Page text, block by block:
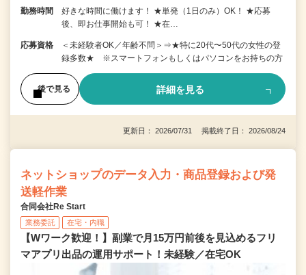
勤務時間
好きな時間に働けます！ ★単発（1日のみ）OK！ ★応募
後、即お仕事開始も可！ ★在…
応募資格
＜未経験者OK／年齢不問＞⇒★特に20代〜50代の女性の登
録多数★ ※スマートフォンもしくはパソコンをお持ちの方
後で見る 詳細を見る
更新日： 2026/07/31 掲載終了日： 2026/08/24
ネットショップのデータ入力・商品登録および発
送軽作業
合同会社Re Start
業務委託 在宅・内職
【Wワーク歓迎！】副業で月15万円前後を見込めるフリ
マアプリ出品の運用サポート！未経験／在宅OK